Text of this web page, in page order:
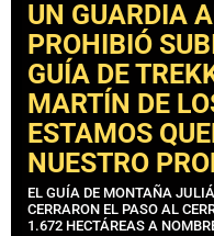
UN GUARDIA
PROHIBIÓ
GUÍA DE
MARTÍN DE
ESTAMOS
NUESTRO
EL GUÍA DE MONTAÑA
CERRARON EL PASO AL
1.672 HECTÁREAS A